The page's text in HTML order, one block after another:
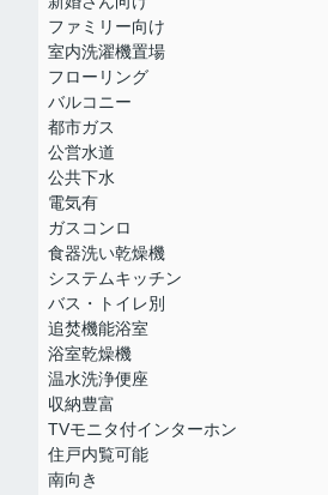
ファミリー向け
室内洗濯機置場
フローリング
バルコニー
都市ガス
公営水道
公共下水
電気有
ガスコンロ
食器洗い乾燥機
システムキッチン
バス・トイレ別
追焚機能浴室
浴室乾燥機
温水洗浄便座
収納豊富
TVモニタ付インターホン
住戸内覧可能
南向き